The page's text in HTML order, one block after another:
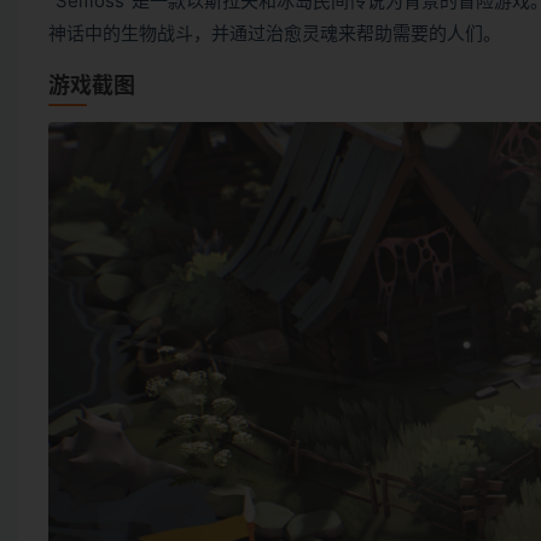
神话中的生物战斗，并通过治愈灵魂来帮助需要的人们。
游戏截图